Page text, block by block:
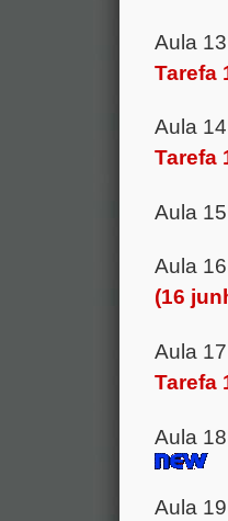
Aula
Tarefa
Aula
Tarefa
Aula
Aula
(16
Aula
Tarefa
Aula
Aula